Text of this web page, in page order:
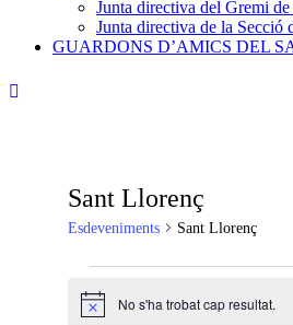
Junta directiva del Gremi
Junta directiva de la Secció
GUARDONS D’AMICS DEL
Sant Llorenç
Esdeveniments Sant Llorenç
Notice No s'ha trobat cap resultat.